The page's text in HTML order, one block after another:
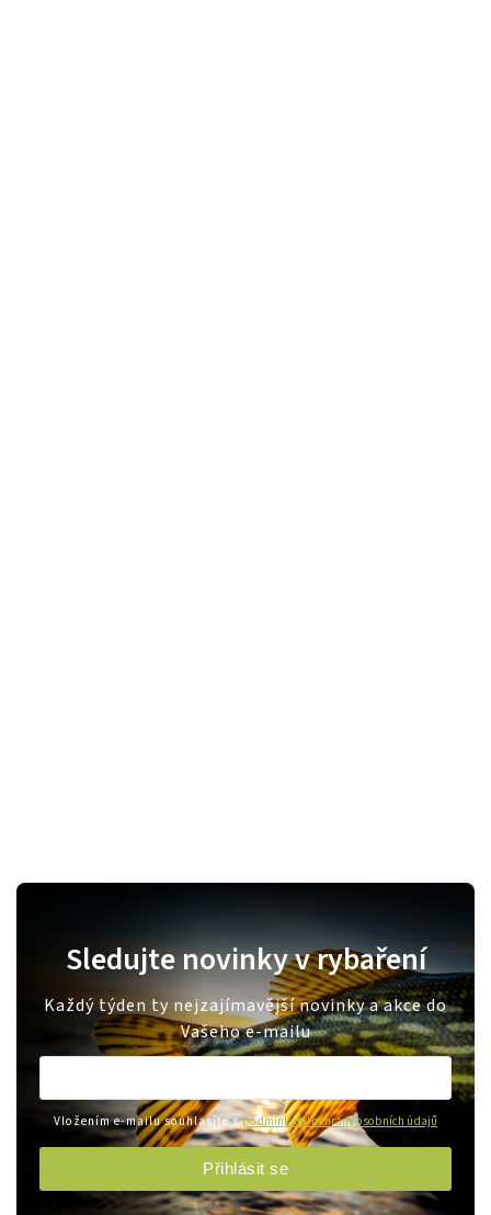
Sledujte novinky v rybaření
Každý týden ty nejzajímavější novinky a akce do
Vašeho e-mailu
Vložením e-mailu souhlasíte spodmínkami ochrany osobních údajů
Přihlásit se